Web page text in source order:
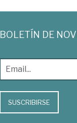
BOLETÍN DE
SUSCRIBIRSE